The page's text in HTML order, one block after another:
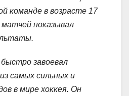
команде в возрасте 17
показывал
завоевал
самых сильных и
в мире хоккея. Он